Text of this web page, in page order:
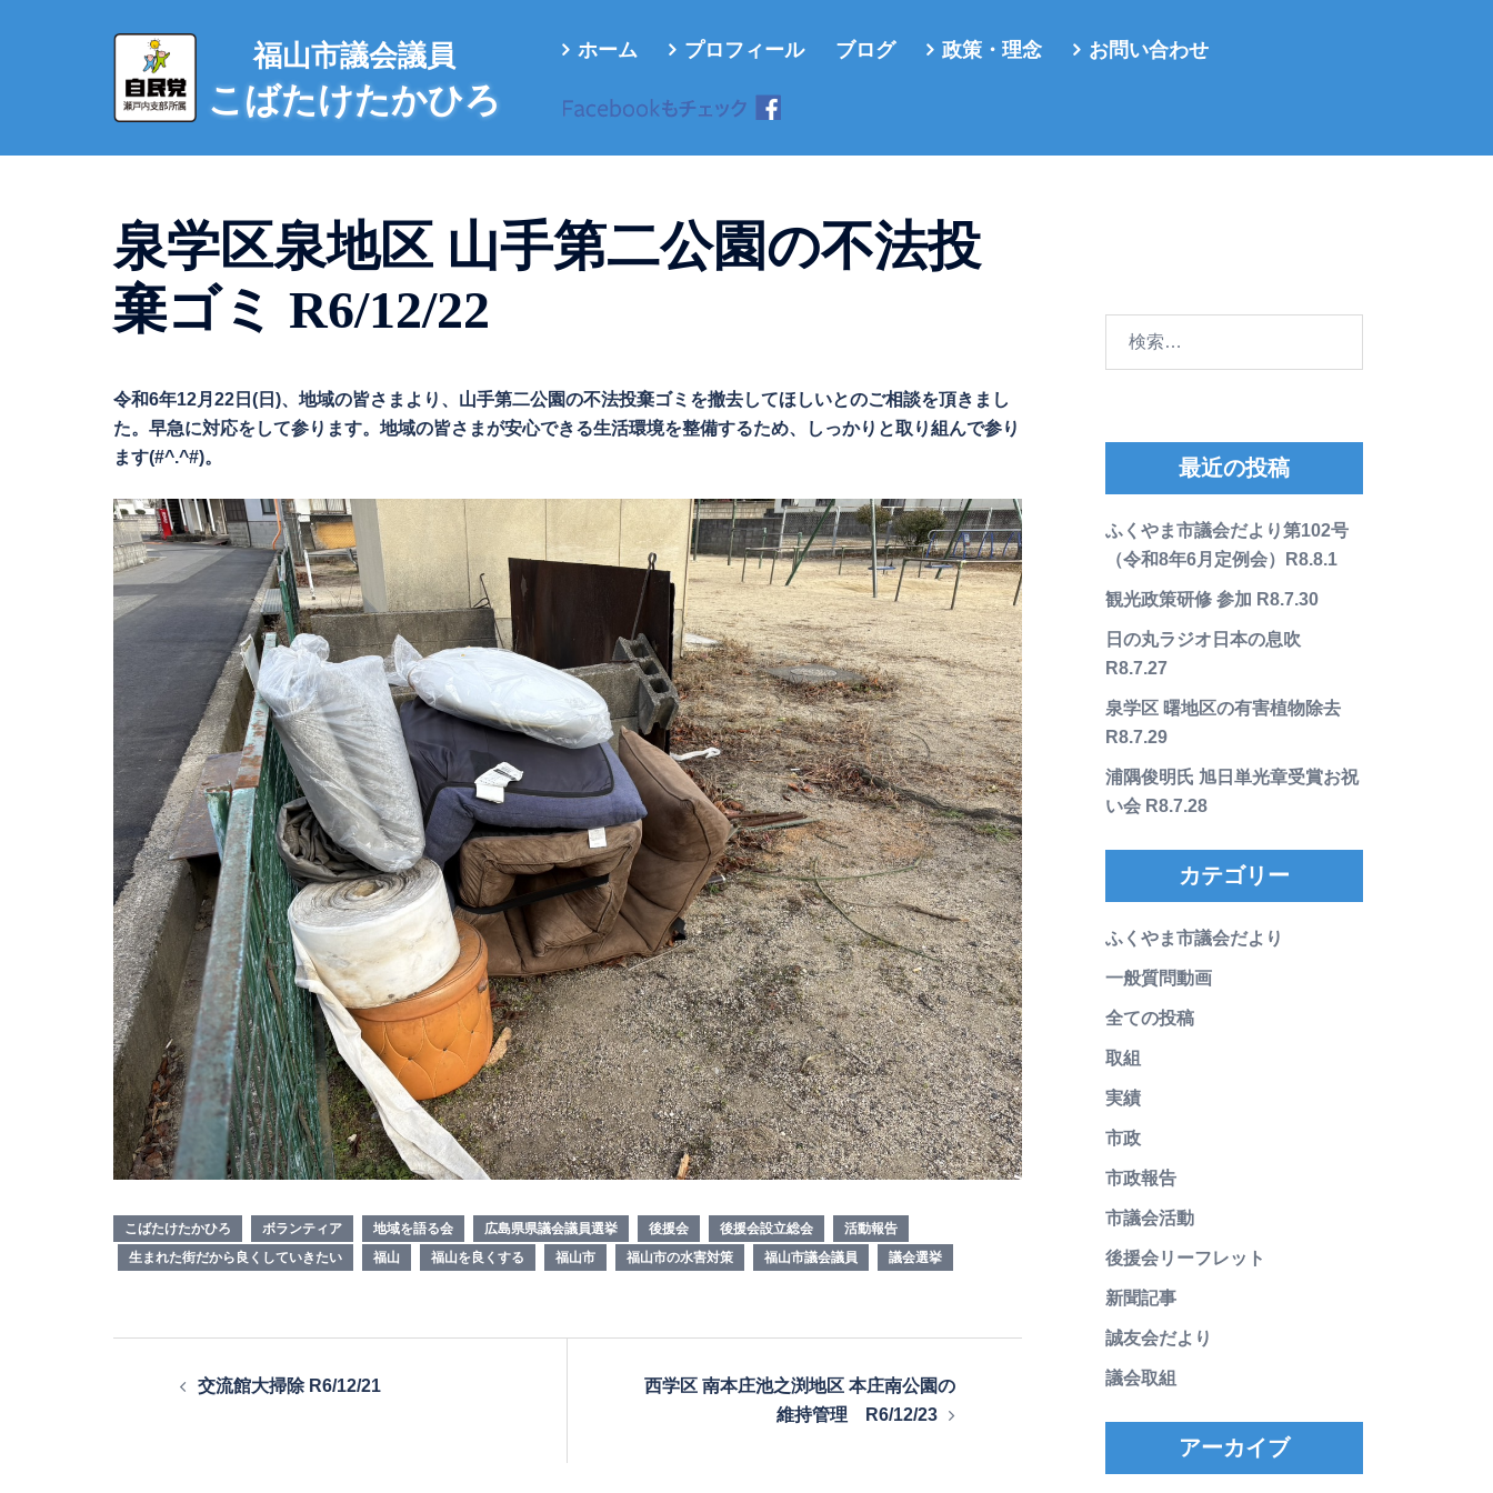
へ
福山市議会議員
こばたけたかひろ
ホーム プロフィール ブログ 政策・理念 お問い合わせ
泉学区泉地区 山手第二公園の不法投
棄ゴミ R6/12/22
令和6年12月22日(日)、地域の皆さまより、山手第二公園の不法投棄ゴミを撤去してほしいとのご相談を頂きまし
た。早急に対応をして参ります。地域の皆さまが安心できる生活環境を整備するため、しっかりと取り組んで参り
ます(#^.^#)。
こばたけたかひろ ボランティア 地域を語る会 広島県県議会議員選挙 後援会 後援会設立総会
活動報告
生まれた街だから良くしていきたい
福山 福山を良くする 福山市 福山市の水害対策 福山市議会議員 議会選挙
交流館大掃除 R6/12/21
西学区 南本庄池之渕地区 本庄南公園の
維持管理 R6/12/23
最近の投稿
ふくやま市議会だより第102号
（令和8年6月定例会）R8.8.1
観光政策研修 参加 R8.7.30
日の丸ラジオ日本の息吹
R8.7.27
泉学区 曙地区の有害植物除去
R8.7.29
浦隅俊明氏 旭日単光章受賞お祝
い会 R8.7.28
カテゴリー
ふくやま市議会だより
一般質問動画
全ての投稿
取組
実績
市政
市政報告
市議会活動
後援会リーフレット
新聞記事
誠友会だより
議会取組
アーカイブ